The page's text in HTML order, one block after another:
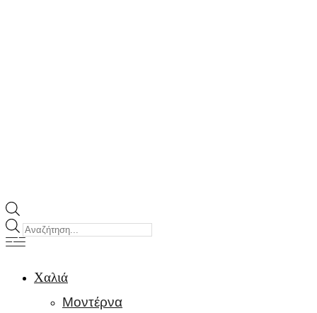
Products
search
Χαλιά
Μοντέρνα